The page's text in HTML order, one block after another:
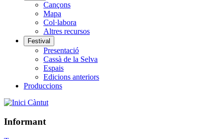
Cançons
Mapa
Col·labora
Altres recursos
Festival
Presentació
Cassà de la Selva
Espais
Edicions anteriors
Produccions
Càntut
Informant